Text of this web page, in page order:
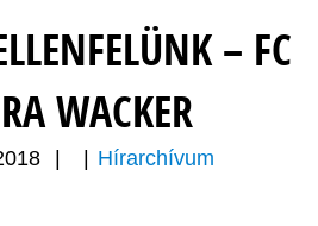
– FC
WACKER
Hírarchívum